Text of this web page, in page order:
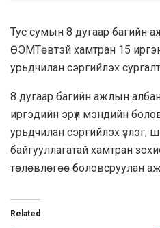
Тус сумын 8 дугаар багийн
ӨЭМТөвтэй хамтран 15
урьдчилан сэргийлэх
8 дугаар багийн ажлын
иргэдийн эрүүл мэндийн
урьдчилан сэргийлэх
байгууллагатай хамтран
төлөвлөгөө боловсруулан
Related